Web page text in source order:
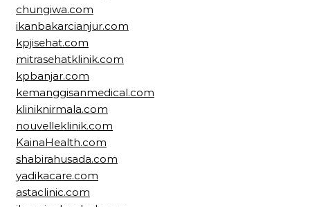
chungiwa.com
ikanbakarcianjur.com
kpjisehat.com
mitrasehatklinik.com
kpbanjar.com
kemanggisanmedical.com
kliniknirmala.com
nouvelleklinik.com
KainaHealth.com
shabirahusada.com
yadikacare.com
astaclinic.com